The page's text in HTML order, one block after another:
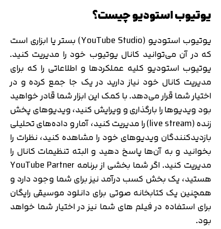
یوتیوب استودیو چیست؟
یوتیوب استودیو (YouTube Studio) بستر یا ابزاری است
که در آن می‌توانید کانال یوتیوب خود را مدیریت کنید.
یوتیوب استودیو کلیه عملکردها و اطلاعاتی را که برای
مدیریت کانال خود نیاز دارید در یک جا جمع کرده و در
اختیار شما قرار می‌دهد. با کمک این ابزار شما قادر خواهید
بود ویدیوها را بارگذاری و ویرایش کنید، ویدیوهای پخش
زنده (live stream) را مدیریت کنید، آمار و داده‌های تحلیلی
بازدیدکنندگان ویدیوهای خود را مشاهده کنید، نظرات را
بخوانید و به آن‌ها پاسخ دهید و البته تنظیمات کانال را
مدیریت کنید. اگر شما بخشی از برنامه YouTube Partner
هستید، یک بخش کسب درآمد نیز برای شما وجود دارد و
همچنین یک کتابخانه صوتی برای دانلود موسیقی رایگان
برای استفاده در فیلم های شما نیز در اختیار شما خواهد
بود.